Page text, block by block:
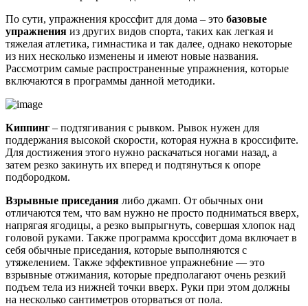
По сути, упражнения кроссфит для дома – это базовые
упражнения из других видов спорта, таких как легкая и
тяжелая атлетика, гимнастика и так далее, однако некоторые
из них несколько изменены и имеют новые названия.
Рассмотрим самые распространенные упражнения, которые
включаются в программы данной методики.
Киппинг – подтягивания с рывком. Рывок нужен для
поддержания высокой скорости, которая нужна в кроссифите.
Для достижения этого нужно раскачаться ногами назад, а
затем резко закинуть их вперед и подтянуться к опоре
подбородком.
Взрывные приседания либо джамп. От обычных они
отличаются тем, что вам нужно не просто подниматься вверх,
напрягая ягодицы, а резко выпрыгнуть, совершая хлопок над
головой руками. Также программа кроссфит дома включает в
себя обычные приседания, которые выполняются с
утяжелением. Также эффективное упражне6ние — это
взрывные отжимания, которые предполагают очень резкий
подъем тела из нижней точки вверх. Руки при этом должны
на несколько сантиметров оторваться от пола.